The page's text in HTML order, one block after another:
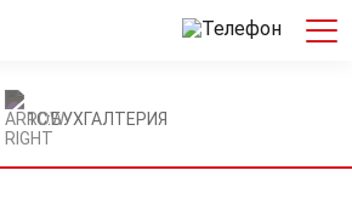
1С:БУХГАЛТЕРИЯ